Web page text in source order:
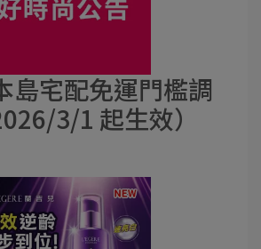
島宅配免運門檻調
3/1 起生效）